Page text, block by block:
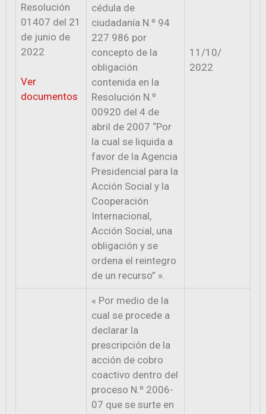
Resolución
01407 del 21
de junio de
2022
Ver
documentos
cédula de
ciudadanía N.º 94
227 986 por
concepto de la
obligación
contenida en la
Resolución N.º
00920 del 4 de
abril de 2007 “Por
la cual se liquida a
favor de la Agencia
Presidencial para la
Acción Social y la
Cooperación
Internacional,
Acción Social, una
obligación y se
ordena el reintegro
de un recurso” ».
11/10/
2022
« Por medio de la
cual se procede a
declarar la
prescripción de la
acción de cobro
coactivo dentro del
proceso N.º 2006-
07 que se surte en